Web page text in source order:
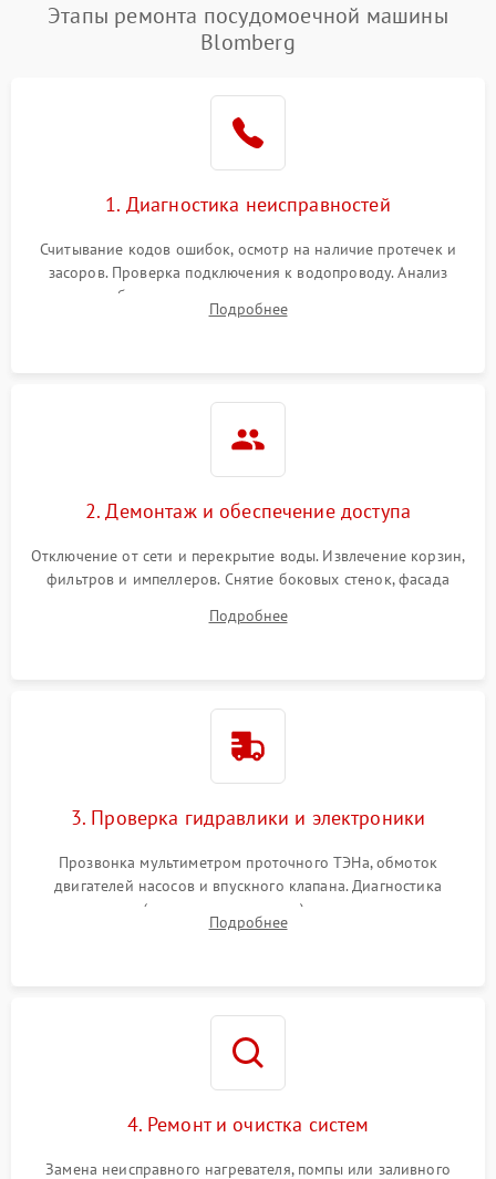
Этапы ремонта посудомоечной машины
Blomberg
1. Диагностика неисправностей
Считывание кодов ошибок, осмотр на наличие протечек и
засоров. Проверка подключения к водопроводу. Анализ
жалоб на отсутствие слива, нагрева, вращения
разбрызгивателей или срабатывание системы защиты
Подробнее
2. Демонтаж и обеспечение доступа
Отключение от сети и перекрытие воды. Извлечение корзин,
фильтров и импеллеров. Снятие боковых стенок, фасада
циркуляционному насосу, ТЭНу и сливной помпе.
Подробнее
3. Проверка гидравлики и электроники
Прозвонка мультиметром проточного ТЭНа, обмоток
двигателей насосов и впускного клапана. Диагностика
прессостата (датчика уровня воды), датчика мутности,
концевика дверцы и электронного модуля управления.
Подробнее
4. Ремонт и очистка систем
Замена неисправного нагревателя, помпы или заливного